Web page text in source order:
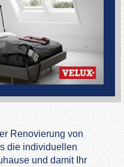
Renovierung von
die individuellen
und damit Ihr